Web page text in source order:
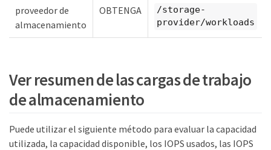
proveedor de
almacenamiento
OBTENGA
/storage-
provider/workloads
Ver resumen de las cargas de trabajo
de almacenamiento
Puede utilizar el siguiente método para evaluar la capacidad
utilizada, la capacidad disponible, los IOPS usados, las IOPS